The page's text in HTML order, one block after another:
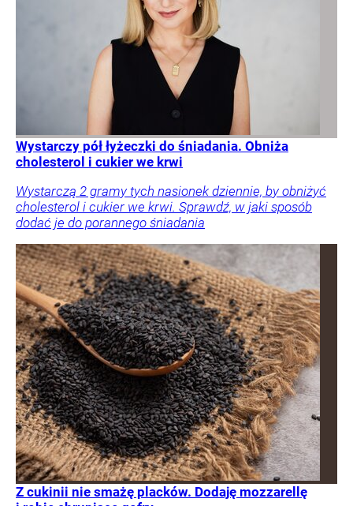
Wystarczy pół łyżeczki do śniadania. Obniża
cholesterol i cukier we krwi
Wystarczą 2 gramy tych nasionek dziennie, by obniżyć
cholesterol i cukier we krwi. Sprawdź, w jaki sposób
dodać je do porannego śniadania
Z cukinii nie smażę placków. Dodaję mozzarellę